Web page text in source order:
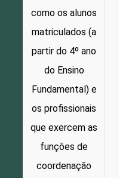
como os alunos
matriculados (a
partir do 4º ano
do Ensino
Fundamental) e
os profissionais
que exercem as
funções de
coordenação